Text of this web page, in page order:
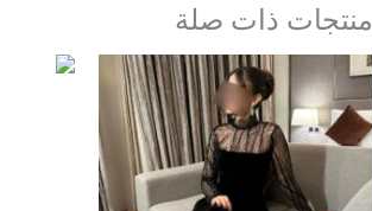
منتجات ذات صلة